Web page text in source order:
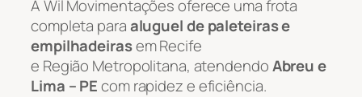
A Wil Movimentações oferece uma frota
completa paraaluguel de paleteiras e
empilhadeirasem Recife
e Região Metropolitana, atendendoAbreu e
Lima – PEcom rapidez e eficiência.